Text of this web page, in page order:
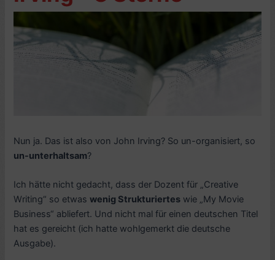
Nun ja. Das ist also von John Irving? So un-organisiert, so
un-unterhaltsam?
Ich hätte nicht gedacht, dass der Dozent für „Creative
Writing“ so etwaswenig Strukturiertes wie „My Movie
Business“ abliefert. Und nicht mal für einen deutschen Titel
hat es gereicht (ich hatte wohlgemerkt die deutsche
Ausgabe).